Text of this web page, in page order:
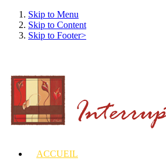
Skip to Menu
Skip to Content
Skip to Footer>
ACCUEIL